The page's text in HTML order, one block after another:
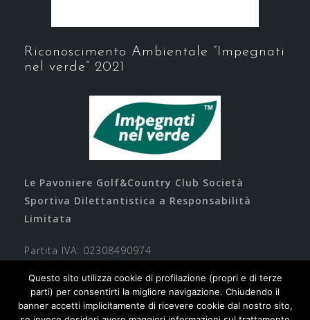
Riconoscimento Ambientale “Impegnati
nel verde” 2021
Le Pavoniere Golf&Country Club Società
Sportiva Dilettantistica a Responsabilità
Limitata
Partita IVA: 02308490974
Questo sito utilizza cookie di profilazione (propri e di terze
parti) per consentirti la migliore navigazione. Chiudendo il
banner accetti implicitamente di ricevere cookie dal nostro sito,